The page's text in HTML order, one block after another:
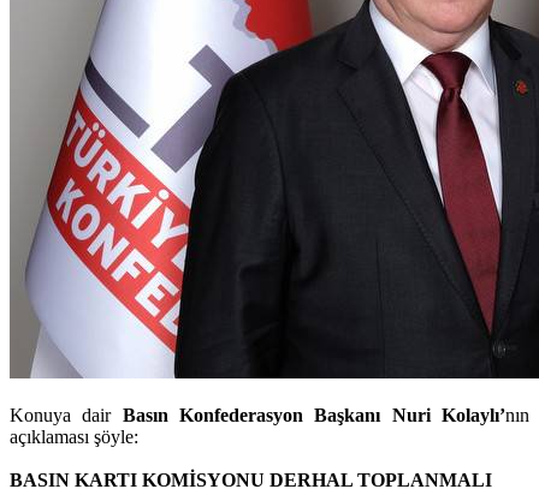
Konuya dair Basın Konfederasyon Başkanı Nuri Kolaylı’nın
açıklaması şöyle:
BASIN KARTI KOMİSYONU DERHAL TOPLANMALI